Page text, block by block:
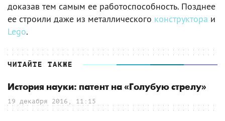
доказав тем самым ее работоспособность. Позднее
ее строили даже из металлического конструктора и
Lego.
ЧИТАЙТЕ ТАКЖЕ
История науки: патент на «Голубую стрелу»
19 декабря 2016, 11:15